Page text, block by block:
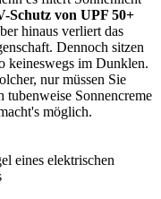
Schutz von UPF 50+
hinaus verliert das
Dennoch sitzen
keineswegs im Dunklen.
nur müssen Sie
tubenweise Sonnencreme
möglich.